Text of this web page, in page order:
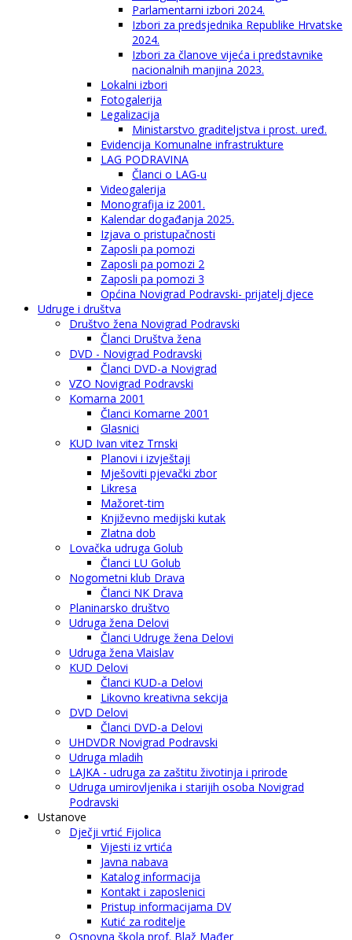
Parlamentarni izbori 2024.
Izbori za predsjednika Republike Hrvatske
2024.
Izbori za članove vijeća i predstavnike
nacionalnih manjina 2023.
Lokalni izbori
Fotogalerija
Legalizacija
Ministarstvo graditeljstva i prost. uređ.
Evidencija Komunalne infrastrukture
LAG PODRAVINA
Članci o LAG-u
Videogalerija
Monografija iz 2001.
Kalendar događanja 2025.
Izjava o pristupačnosti
Zaposli pa pomozi
Zaposli pa pomozi 2
Zaposli pa pomozi 3
Općina Novigrad Podravski- prijatelj djece
Udruge i društva
Društvo žena Novigrad Podravski
Članci Društva žena
DVD - Novigrad Podravski
Članci DVD-a Novigrad
VZO Novigrad Podravski
Komarna 2001
Članci Komarne 2001
Glasnici
KUD Ivan vitez Trnski
Planovi i izvještaji
Mješoviti pjevački zbor
Likresa
Mažoret-tim
Književno medijski kutak
Zlatna dob
Lovačka udruga Golub
Članci LU Golub
Nogometni klub Drava
Članci NK Drava
Planinarsko društvo
Udruga žena Delovi
Članci Udruge žena Delovi
Udruga žena Vlaislav
KUD Delovi
Članci KUD-a Delovi
Likovno kreativna sekcija
DVD Delovi
Članci DVD-a Delovi
UHDVDR Novigrad Podravski
Udruga mladih
LAJKA - udruga za zaštitu životinja i prirode
Udruga umirovljenika i starijih osoba Novigrad
Podravski
Ustanove
Dječji vrtić Fijolica
Vijesti iz vrtića
Javna nabava
Katalog informacija
Kontakt i zaposlenici
Pristup informacijama DV
Kutić za roditelje
Osnovna škola prof. Blaž Mađer